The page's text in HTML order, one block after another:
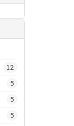
12
5
5
5